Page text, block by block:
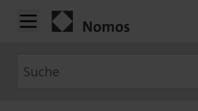
Zum Inhalt springen